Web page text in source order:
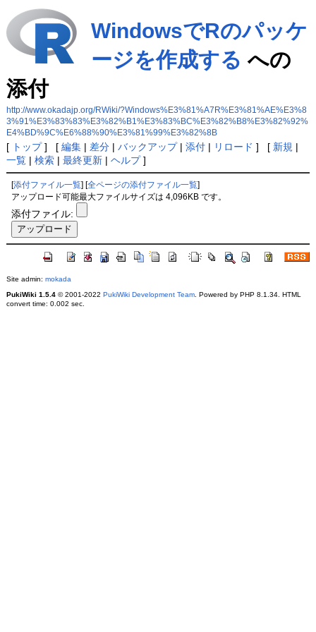
WindowsでRのパッケ
ージを作成する への
添付
http://www.okadajp.org/RWiki/?Windows%E3%81%A7R%E3%81%AE%E3%8
3%91%E3%83%83%E3%82%B1%E3%83%BC%E3%82%B8%E3%82%92%
E4%BD%9C%E6%88%90%E3%81%99%E3%82%8B
[ トップ] [ 編集| 差分| バックアップ| 添付| リロード ] [ 新規 |
一覧| 検索| 最終更新| ヘルプ]
[添付ファイル一覧 ] [全ページの添付ファイル一覧
アップロード可能最大ファイルサイズは 4,096KB です。
添付ファイル:
Site admin: mokada
PukiWiki 1.5.4© 2001-2022 PukiWiki Development Team. Powered by PHP 8.1.34. HTML
convert time: 0.002 sec.